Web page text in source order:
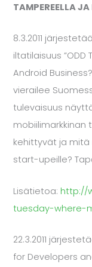
TAMPEREELLA
8.3.2011
iltatilaisuus ”ODD
Android
vierailee
tulevaisuus
mobiilimarkkinan
kehittyvät ja mitä
start-upeille?
Lisätietoa: http://
tuesday-where-
22.3.2011
for Developers